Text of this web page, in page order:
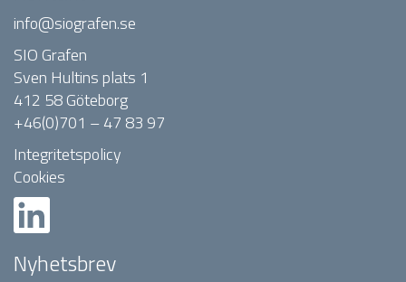
info@siografen.se
SIO Grafen
Sven Hultins plats 1
412 58 Göteborg
+46(0)701 – 47 83 97
Integritetspolicy
Cookies
Nyhetsbrev